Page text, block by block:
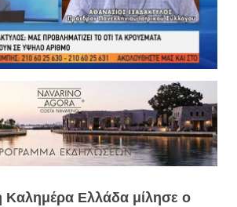
Ελλάδα μίλησε ο